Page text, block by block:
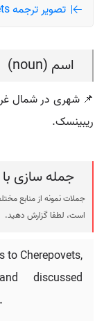
تصویر ترجمه Cherepovets
اسم (noun)
📌 شهری در شمال
ریبینسک.
جمله سازی با Cherepovets
جملات نمونه از منابع
است، لطفا گزارش دهید.
to Cherepovets,
discussed